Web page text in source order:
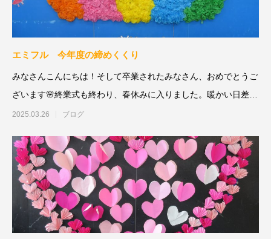
エミフル 今年度の締めくくり
みなさんこんにちは！そして卒業されたみなさん、おめでとうご
ざいます🌸終業式も終わり、春休みに入りました。暖かい日差し
がとても気持
2025.03.26 ブログ